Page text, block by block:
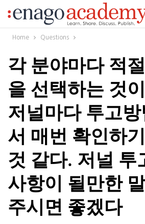
Home Questions
각 분야마다 적
을 선택하는 것
저널마다 투고
서 매번 확인하
것 같다. 저널 투
사항이 될만한
주시면 좋겠다